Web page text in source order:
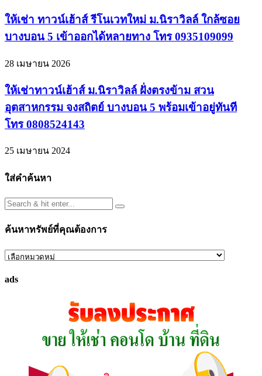
ให้เช่า ทาวน์เฮ้าส์ รีโนเวทใหม่ ม.นิราวิลล์ ใกล้ซอย
บางบอน 5 เข้าออกได้หลายทาง โทร 0935109099
28 เมษายน 2026
ให้เช่าทาวน์เฮ้าส์ ม.นิราวิลล์ ฝั่งตรงข้าม สวน
อุตสาหกรรม จงสถิตย์ บางบอน 5 พร้อมเข้าอยู่ทันที
โทร 0808524143
25 เมษายน 2024
ใส่คำค้นหา
ค้นหาทรัพย์ที่คุณต้องการ
ค้นหา
ที่
ads